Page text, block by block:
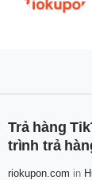
Trả hàng
trình trả
riokupon.com in